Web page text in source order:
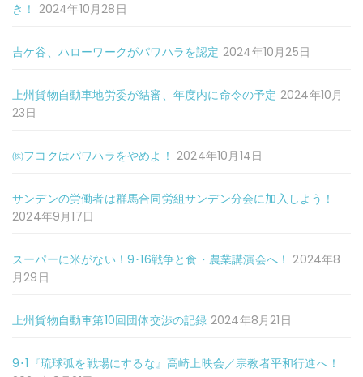
き！ 2024年10月28日
吉ケ谷、ハローワークがパワハラを認定 2024年10月25日
上州貨物自動車地労委が結審、年度内に命令の予定 2024年10月
23日
㈱フコクはパワハラをやめよ！ 2024年10月14日
サンデンの労働者は群馬合同労組サンデン分会に加入しよう！
2024年9月17日
スーパーに米がない！9･16戦争と食・農業講演会へ！ 2024年8
月29日
上州貨物自動車第10回団体交渉の記録 2024年8月21日
9･1『琉球弧を戦場にするな』高崎上映会／宗教者平和行進へ！